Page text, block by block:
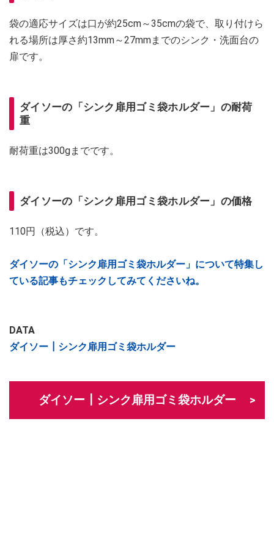
袋の適応サイズは口が約25cm～35cmの袋で、取り付けら
れる場所は厚さ約13mm～27mmまでのシンク・洗面台の
扉です。
ダイソーの「シンク扉用ゴミ袋ホルダー」の耐荷
重
耐荷重は300gまでです。
ダイソーの「シンク扉用ゴミ袋ホルダー」の価格
110円（税込）です。
ダイソーの「シンク扉用ゴミ袋ホルダー」について特集し
ている記事もチェックしてみてくださいね。
DATA
ダイソー┃シンク扉用ゴミ袋ホルダー
ダイソー┃シンク扉用ゴミ袋ホルダー